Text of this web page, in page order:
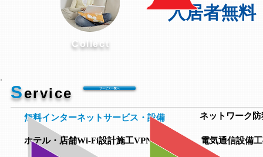
Collect
入居者無
Service サービス一覧へ
無料インターネットサービス・設備 ネットワーク
ホテル・店舗Wi-Fi設計施工VPN接続 電気通信設備